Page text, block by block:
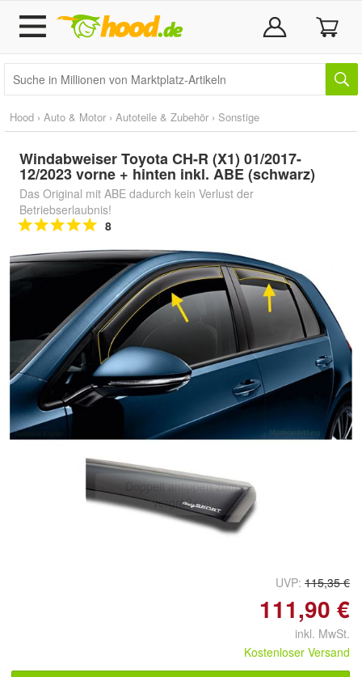
Hood › Auto & Motor › Autoteile & Zubehör › Sonstige
Windabweiser Toyota CH-R (X1) 01/2017-
12/2023 vorne + hinten inkl. ABE (schwarz)
Das Original mit ABE dadurch kein Verlust der
Betriebserlaubnis!
8
Doppelt antippen zum
vergrößern
UVP: 115,35 €
111,90 €
inkl. MwSt.
Kostenloser Versand